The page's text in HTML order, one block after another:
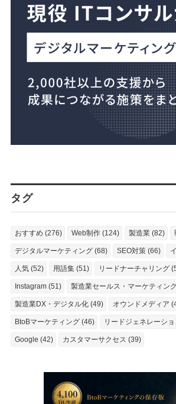
タグ
おすすめ (276) Web制作 (124) 製造業 (82)
デジタルマーケティング (68) SEO対策 (66)
人気 (52) 用語集 (51) リードナーチャリング
Instagram (51) 製造業セールス・マーケティン
製造業DX・デジタル化 (49) オウンドメディア
BtoBマーケティング (46) リードジェネレーシ
Google (42) カスタマーサクセス (39)